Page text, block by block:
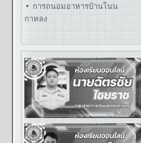
การถนอมอาหารบ้านโนน
กาหลง